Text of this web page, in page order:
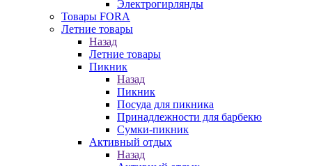
Электрогирлянды
Товары FORA
Летние товары
Назад
Летние товары
Пикник
Назад
Пикник
Посуда для пикника
Принадлежности для барбекю
Сумки-пикник
Активный отдых
Назад